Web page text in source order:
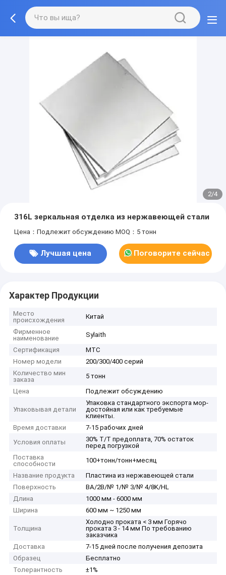
2/4
316L зеркальная отделка из нержавеющей стали
Цена：Подлежит обсуждению MOQ：5 тонн
Лучшая цена Поговорите сейчас
Характер Продукции
Место
происхождения
Китай
Фирменное
наименование
Sylaith
Сертификация
MTC
Номер модели
200/300/400 серий
Количество мин
заказа
5 тонн
Цена
Подлежит обсуждению
Упаковывая детали
Упаковка стандартного экспорта мор-
достойная или как требуемые
клиенты.
Время доставки
7-15 рабочих дней
Условия оплаты
30% T/T предоплата, 70% остаток
перед погрузкой
Поставка
способности
100+тонн/тонн+месяц
Название продукта
Пластина из нержавеющей стали
Поверхность
BA/2B/№ 1/№ 3/№ 4/8K/HL
Длина
1000 мм - 6000 мм
Ширина
600 мм ~ 1250 мм
Толщина
Холодно проката < 3 мм Горячо
проката 3 - 14 мм По требованию
заказчика
Доставка
7-15 дней после получения депозита
Образец
Бесплатно
Толерантность
±1%